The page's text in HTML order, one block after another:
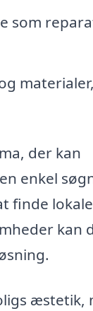
som
der kan
enkel
finde lokale
kan
æstetik,